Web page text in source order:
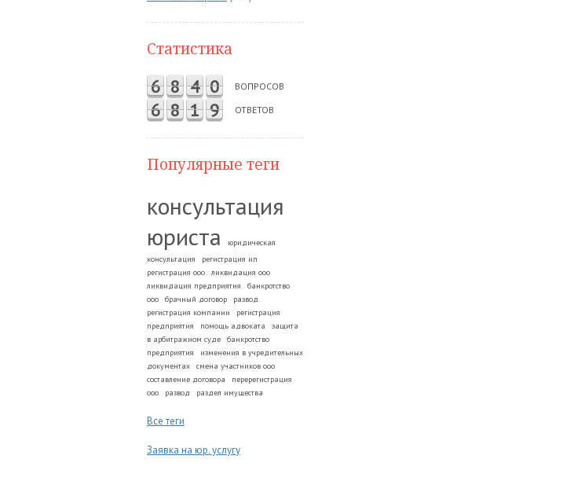
Статистика
6 8 4 0 ВОПРОСОВ
6 8 1 9 ОТВЕТОВ
Популярные теги
консультация
юриста
юридическая
консультация
регистрация ип
регистрация ооо
ликвидация ооо
ликвидация предприятия
банкротство
ооо
брачный договор
развод.
регистрация компании
регистрация
предприятия
помощь адвоката
защита
в арбитражном суде
банкротство
предприятия
изменения в учредительных
документах
смена участников ооо
составление договора
перерегистрация
ооо
развод раздел имущества
Все теги
Заявка на юр. услугу